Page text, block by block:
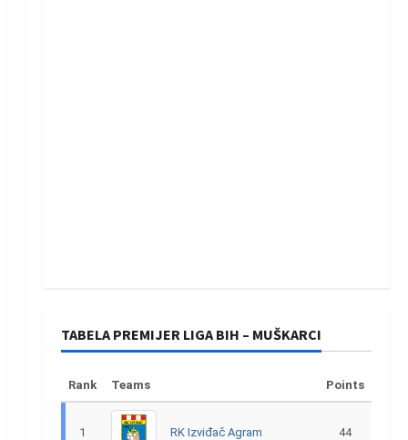
TABELA PREMIJER LIGA BIH – MUŠKARCI
Rank Teams Points
1 RK Izviđač Agram 44